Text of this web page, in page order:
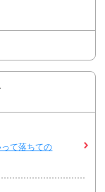
て落ちての